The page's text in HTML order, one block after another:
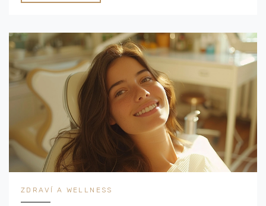
zubaře. Připravte se na cestu plnou objevů a klidně se
ZDRAVÍ A WELLNESS